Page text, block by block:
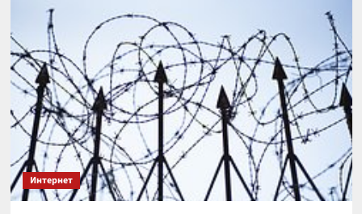
Интернет